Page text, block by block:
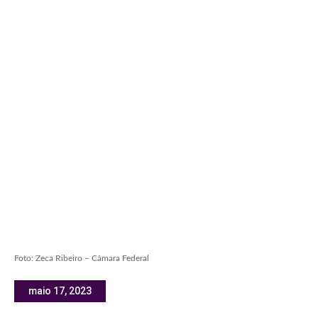
Foto: Zeca Ribeiro – Câmara Federal
maio 17, 2023